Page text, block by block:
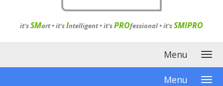
it'sSMart •it'sIntelligent•it'sPROfessional •it'sSMIPRO
Menu
Menu